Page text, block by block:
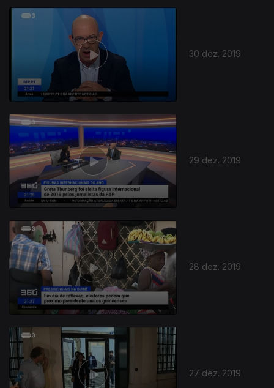
30 dez. 2019
29 dez. 2019
28 dez. 2019
27 dez. 2019